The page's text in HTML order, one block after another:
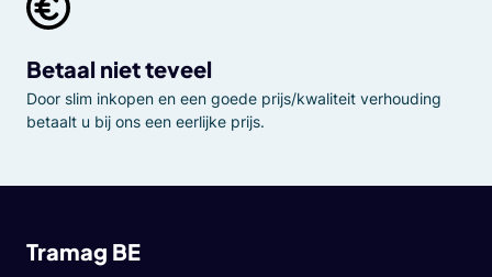
Betaal niet teveel
Door slim inkopen en een goede prijs/kwaliteit verhouding
betaalt u bij ons een eerlijke prijs.
Tramag BE